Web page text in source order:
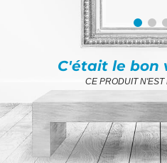
C'était le bon
CE PRODUIT